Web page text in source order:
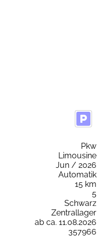
Pkw
Limousine
Jun / 2026
Automatik
15 km
5
Schwarz
Zentrallager
ab ca. 11.08.2026
357966